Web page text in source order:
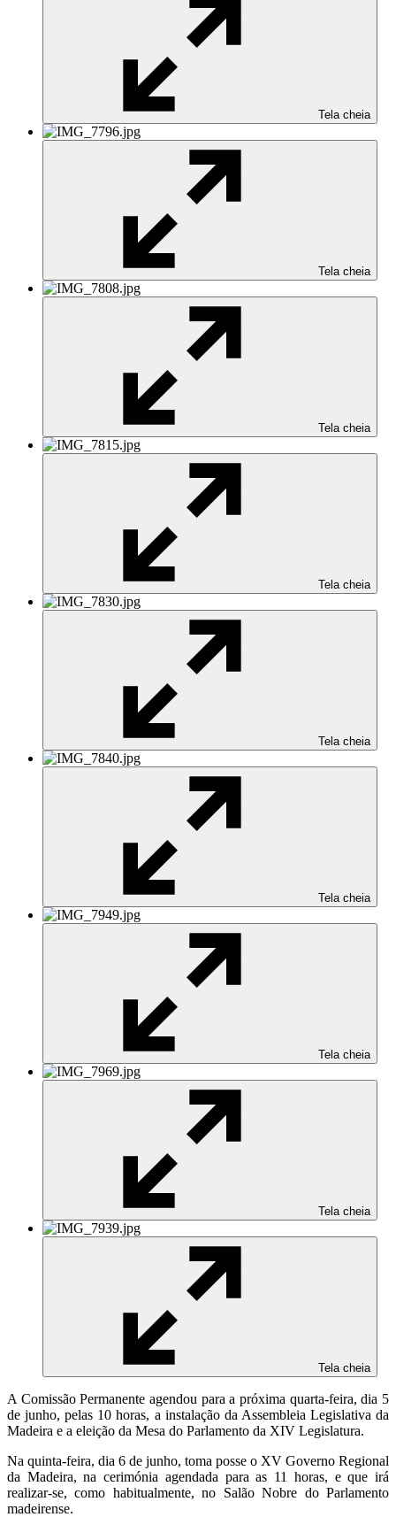
Tela cheia
Tela cheia
Tela cheia
Tela cheia
Tela cheia
Tela cheia
Tela cheia
Tela cheia
Tela cheia
A Comissão Permanente agendou para a próxima quarta-feira, dia 5
de junho, pelas 10 horas, a instalação da Assembleia Legislativa da
Madeira e a eleição da Mesa do Parlamento da XIV Legislatura.
Na quinta-feira, dia 6 de junho, toma posse o XV Governo Regional
da Madeira, na cerimónia agendada para as 11 horas, e que irá
realizar-se, como habitualmente, no Salão Nobre do Parlamento
madeirense.